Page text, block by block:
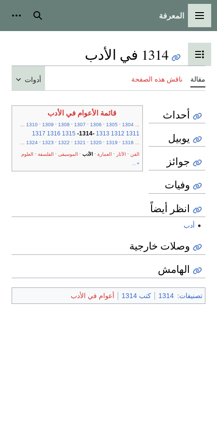
القائمة الرئيسية
المعرفة بحث
تبديل عرض جدول المحتويات
1314 في الأدب
مقالة ناقش هذه الصفحة أدوات
قائمة الأعوام في الأدب
...
1304
1305
1306
1307
1308
1309
1310
...
1311
1312
1313
-
1314
-
1315
1316
1317
...
1318
1319
1320
1321
1322
1323
1324
...
الفن الآثار العمارة الأدب الموسيقى الفلسفة
العلوم
+...
أحداث
يوبيل
جوائز
وفيات
انظر أيضاً
أدب
وصلات خارجية
الهامش
تصنيفات:
1314 كتب 1314 أعوام في الأدب